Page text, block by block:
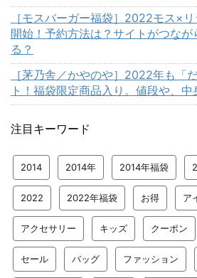
［モスバーガー福袋］2022モス×
開始！予約方法は？サイトがつな
る？
［茅乃舎／かやのや］2022年も「
ト！福袋限定商品入り。値段や、中
注目キーワード
2014 2014年 2014年福袋
2022 2022年福袋 お得 ア
アクセサリー キッズ クーポン
セール バッグ ファッション